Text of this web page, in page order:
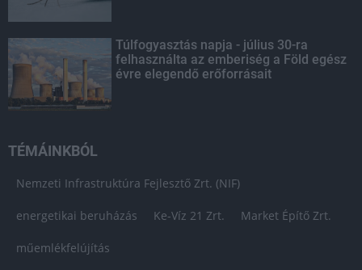
Túlfogyasztás napja - július 30-ra
felhasználta az emberiség a Föld egész
évre elegendő erőforrásait
TÉMÁINKBÓL
Nemzeti Infrastruktúra Fejlesztő Zrt. (NIF)
energetikai beruházás Ke-Víz 21 Zrt. Market Építő Zrt.
műemlékfelújítás